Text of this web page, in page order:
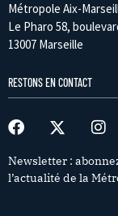
Métropole Aix-
Le Pharo 58,
13007 Marseille
RESTONS EN CONTACT
Newsletter :
l’actualité de la